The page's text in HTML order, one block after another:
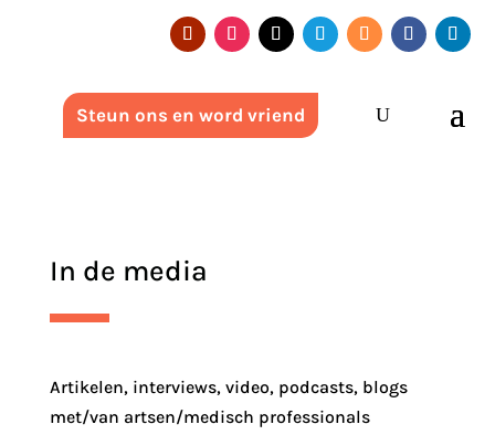
Steun ons en word vriend
In de media
Artikelen, interviews, video, podcasts, blogs
met/van artsen/medisch professionals